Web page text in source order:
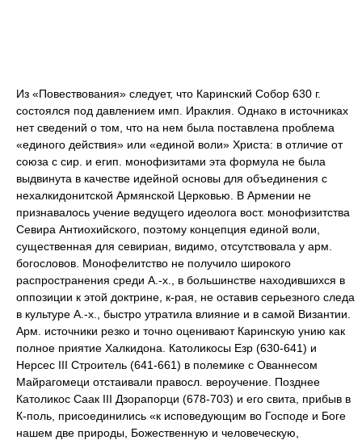
Из «Повествования» следует, что Каринский Собор 630 г.
состоялся под давлением имп. Ираклия. Однако в источниках
нет сведений о том, что на нем была поставлена проблема
«единого действия» или «единой воли» Христа: в отличие от
союза с сир. и егип. монофизитами эта формула не была
выдвинута в качестве идейной основы для объединения с
нехалкидонитской Армянской Церковью. В Армении не
признавалось учение ведущего идеолога вост. монофизитства
Севира Антиохийского, поэтому концепция единой воли,
существенная для севириан, видимо, отсутствовала у арм.
богословов. Монофелитство не получило широкого
распространения среди А.-х., в большинстве находившихся в
оппозиции к этой доктрине, к-рая, не оставив серьезного следа
в культуре А.-х., быстро утратила влияние и в самой Византии.
Арм. источники резко и точно оценивают Каринскую унию как
полное приятие Халкидона. Католикосы Езр (630-641) и
Нерсес III Строитель (641-661) в полемике с Ованнесом
Майрагомеци отстаивали правосл. вероучение. Позднее
Католикос Саак III Дзорапорци (678-703) и его свита, прибыв в
К-поль, присоединились «к исповедующим во Господе и Боге
нашем две природы, Божественную и человеческую,